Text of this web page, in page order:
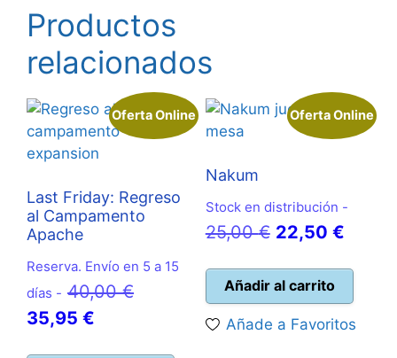
Productos
relacionados
Oferta Online
Last Friday: Regreso
al Campamento
Apache
Reserva. Envío en 5 a 15
días - 40,00€El
35,95 €
Oferta Online
Nakum
Stock en distribución -
25,00€ El
original
22,50 €El
Añadir al carrito
Añade a Favoritos